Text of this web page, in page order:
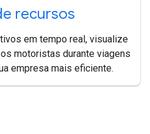
recursos
em tempo real, visualize
motoristas durante viagens
empresa mais eficiente.